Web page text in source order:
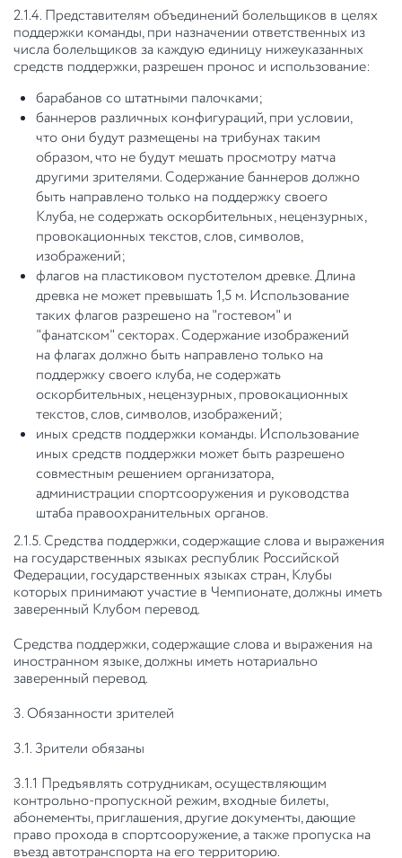
2.1.4. Представителям объединений болельщиков в целях
поддержки команды, при назначении ответственных из
числа болельщиков за каждую единицу нижеуказанных
средств поддержки, разрешен пронос и использование:
барабанов со штатными палочками;
баннеров различных конфигураций, при условии,
что они будут размещены на трибунах таким
образом, что не будут мешать просмотру матча
другими зрителями. Содержание баннеров должно
быть направлено только на поддержку своего
Клуба, не содержать оскорбительных, нецензурных,
провокационных текстов, слов, символов,
изображений;
флагов на пластиковом пустотелом древке. Длина
древка не может превышать 1,5 м. Использование
таких флагов разрешено на "гостевом" и
"фанатском" секторах. Содержание изображений
на флагах должно быть направлено только на
поддержку своего клуба, не содержать
оскорбительных, нецензурных, провокационных
текстов, слов, символов, изображений;
иных средств поддержки команды. Использование
иных средств поддержки может быть разрешено
совместным решением организатора,
администрации спортсооружения и руководства
штаба правоохранительных органов.
2.1.5. Средства поддержки, содержащие слова и выражения
на государственных языках республик Российской
Федерации, государственных языках стран, Клубы
которых принимают участие в Чемпионате, должны иметь
заверенный Клубом перевод.
Средства поддержки, содержащие слова и выражения на
иностранном языке, должны иметь нотариально
заверенный перевод.
3. Обязанности зрителей
3.1. Зрители обязаны
3.1.1 Предъявлять сотрудникам, осуществляющим
контрольно-пропускной режим, входные билеты,
абонементы, приглашения, другие документы, дающие
право прохода в спортсооружение, а также пропуска на
въезд автотранспорта на его территорию.